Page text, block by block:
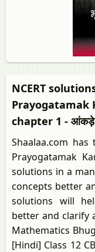
NCERT
Prayogatamak
chapter 1 - आंकड़े
Shaalaa.com has
Prayogatamak
solutions in a
concepts better
solutions will
better and clarify
Mathematics
[Hindi] Class 12